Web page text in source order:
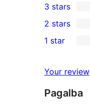
star
reviews
4-
star
reviews
0
3-
star
3 stars
2-
review
2 stars
star
reviews
1 star
Your review
Pagalba